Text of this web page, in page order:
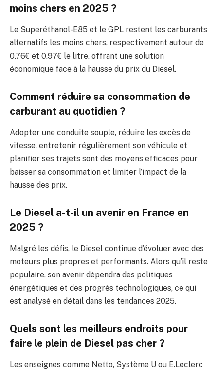
moins chers en 2025 ?
Le Superéthanol-E85 et le GPL restent les carburants
alternatifs les moins chers, respectivement autour de
0,76€ et 0,97€ le litre, offrant une solution
économique face à la hausse du prix du Diesel.
Comment réduire sa consommation de
carburant au quotidien ?
Adopter une conduite souple, réduire les excès de
vitesse, entretenir régulièrement son véhicule et
planifier ses trajets sont des moyens efficaces pour
baisser sa consommation et limiter l’impact de la
hausse des prix.
Le Diesel a-t-il un avenir en France en
2025 ?
Malgré les défis, le Diesel continue d’évoluer avec des
moteurs plus propres et performants. Alors qu’il reste
populaire, son avenir dépendra des politiques
énergétiques et des progrès technologiques, ce qui
est analysé en détail dans les tendances 2025.
Quels sont les meilleurs endroits pour
faire le plein de Diesel pas cher ?
Les enseignes comme Netto, Système U ou E.Leclerc